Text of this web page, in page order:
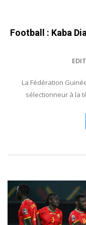
Football : Kaba
La Fédération
sélectionneur à la